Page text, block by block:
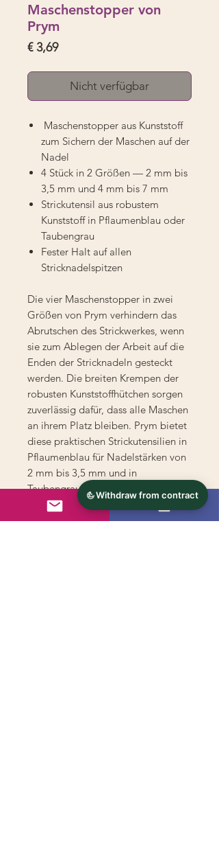
Maschenstopper von
Prym
€ 3,69Preis
Nicht verfügbar
Maschenstopper aus Kunststoff
zum Sichern der Maschen auf der
Nadel
4 Stück in 2 Größen — 2 mm bis
3,5 mm und 4 mm bis 7 mm
Strickutensil aus robustem
Kunststoff in Pflaumenblau oder
Taubengrau
Fester Halt auf allen
Stricknadelspitzen
Die vier Maschenstopper in zwei
Größen von Prym verhindern das
Abrutschen des Strickwerkes, wenn
sie zum Ablegen der Arbeit auf die
Enden der Stricknadeln gesteckt
werden. Die breiten Krempen der
robusten Kunststoffhütchen sorgen
zuverlässig dafür, dass alle Maschen
an ihrem Platz bleiben. Prym bietet
diese praktischen Strickutensilien in
Pflaumenblau für Nadelstärken von
2 mm bis 3,5 mm und in
Taubengrau für Nadelstärken von 4
mm bis 7 mm an.